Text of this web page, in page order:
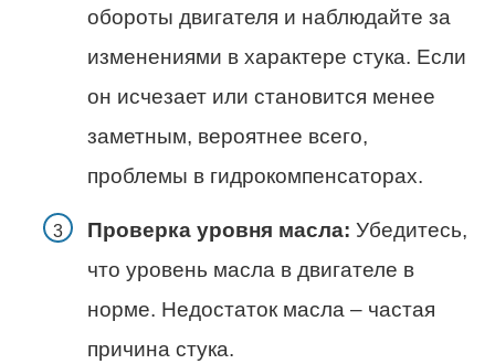
обороты двигателя и наблюдайте за
изменениями в характере стука. Если
он исчезает или становится менее
заметным, вероятнее всего,
проблемы в гидрокомпенсаторах.
Проверка уровня масла: Убедитесь,
что уровень масла в двигателе в
норме. Недостаток масла – частая
причина стука.